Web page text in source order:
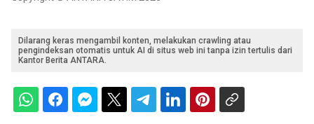
Dilarang keras mengambil konten, melakukan crawling atau
pengindeksan otomatis untuk AI di situs web ini tanpa izin tertulis dari
Kantor Berita ANTARA.